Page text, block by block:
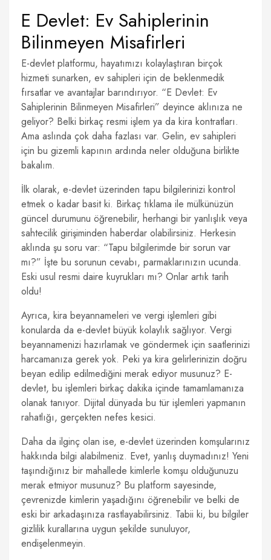
E Devlet: Ev Sahiplerinin
Bilinmeyen Misafirleri
E-devlet platformu, hayatımızı kolaylaştıran birçok
hizmeti sunarken, ev sahipleri için de beklenmedik
fırsatlar ve avantajlar barındırıyor. “E Devlet: Ev
Sahiplerinin Bilinmeyen Misafirleri” deyince aklınıza ne
geliyor? Belki birkaç resmi işlem ya da kira kontratları.
Ama aslında çok daha fazlası var. Gelin, ev sahipleri
için bu gizemli kapının ardında neler olduğuna birlikte
bakalım.
İlk olarak, e-devlet üzerinden tapu bilgilerinizi kontrol
etmek o kadar basit ki. Birkaç tıklama ile mülkünüzün
güncel durumunu öğrenebilir, herhangi bir yanlışlık veya
sahtecilik girişiminden haberdar olabilirsiniz. Herkesin
aklında şu soru var: “Tapu bilgilerimde bir sorun var
mı?” İşte bu sorunun cevabı, parmaklarınızın ucunda.
Eski usul resmi daire kuyrukları mı? Onlar artık tarih
oldu!
Ayrıca, kira beyannameleri ve vergi işlemleri gibi
konularda da e-devlet büyük kolaylık sağlıyor. Vergi
beyannamenizi hazırlamak ve göndermek için saatlerinizi
harcamanıza gerek yok. Peki ya kira gelirlerinizin doğru
beyan edilip edilmediğini merak ediyor musunuz? E-
devlet, bu işlemleri birkaç dakika içinde tamamlamanıza
olanak tanıyor. Dijital dünyada bu tür işlemleri yapmanın
rahatlığı, gerçekten nefes kesici.
Daha da ilginç olan ise, e-devlet üzerinden komşularınız
hakkında bilgi alabilmeniz. Evet, yanlış duymadınız! Yeni
taşındığınız bir mahallede kimlerle komşu olduğunuzu
merak etmiyor musunuz? Bu platform sayesinde,
çevrenizde kimlerin yaşadığını öğrenebilir ve belki de
eski bir arkadaşınıza rastlayabilirsiniz. Tabii ki, bu bilgiler
gizlilik kurallarına uygun şekilde sunuluyor,
endişelenmeyin.